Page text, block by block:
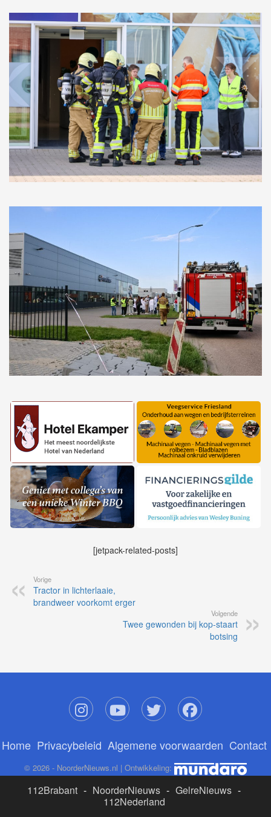
[jetpack-related-posts]
Vorige
Tractor in lichterlaaie,
brandweer voorkomt erger
Volgende
Twee gewonden bij kop-staart
botsing
Home Privacybeleid Algemene voorwaarden Contact
© 2026 - NoorderNieuws.nl | Ontwikkeling:
112Brabant - NoorderNieuws - GelreNieuws -
112Nederland